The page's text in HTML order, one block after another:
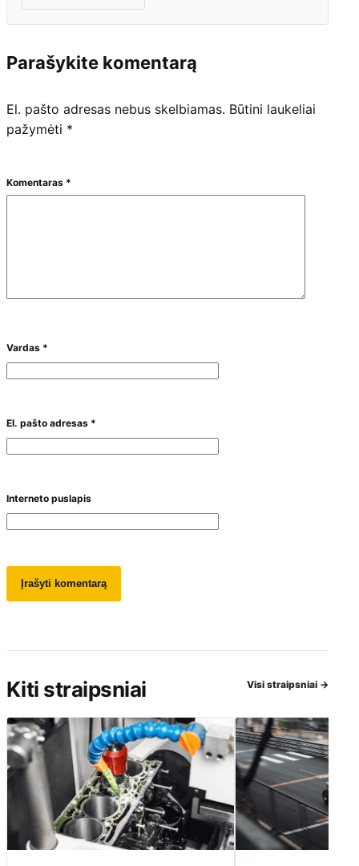
Parašykite komentarą
El. pašto adresas nebus skelbiamas. Būtini laukeliai
pažymėti *
Komentaras *
Vardas *
El. pašto adresas *
Interneto puslapis
Kiti straipsniai Visi straipsniai →